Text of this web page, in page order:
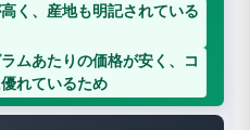
く、産地も明記されている
ムあたりの価格が安く、コ
れているため